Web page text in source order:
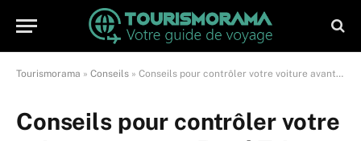
Tourismorama » Conseils » Conseils pour contrôler votre voiture avant un Road Trip
Conseils pour contrôler votre